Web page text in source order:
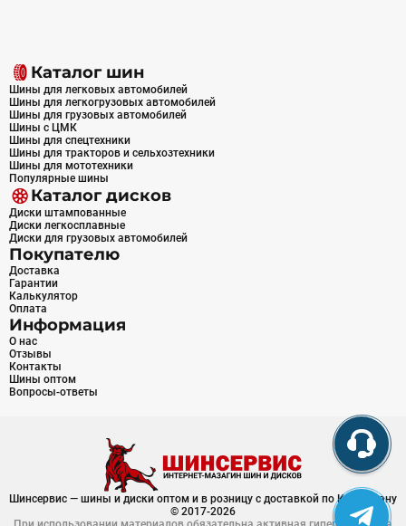
Каталог шин
Шины для легковых автомобилей
Шины для легкогрузовых автомобилей
Шины для грузовых автомобилей
Шины с ЦМК
Шины для спецтехники
Шины для тракторов и сельхозтехники
Шины для мототехники
Популярные шины
Каталог дисков
Диски штампованные
Диски легкосплавные
Диски для грузовых автомобилей
Покупателю
Доставка
Гарантии
Калькулятор
Оплата
Информация
О нас
Отзывы
Контакты
Шины оптом
Вопросы-ответы
Шинсервис — шины и диски оптом и в розницу с доставкой по Казахстану
© 2017-2026